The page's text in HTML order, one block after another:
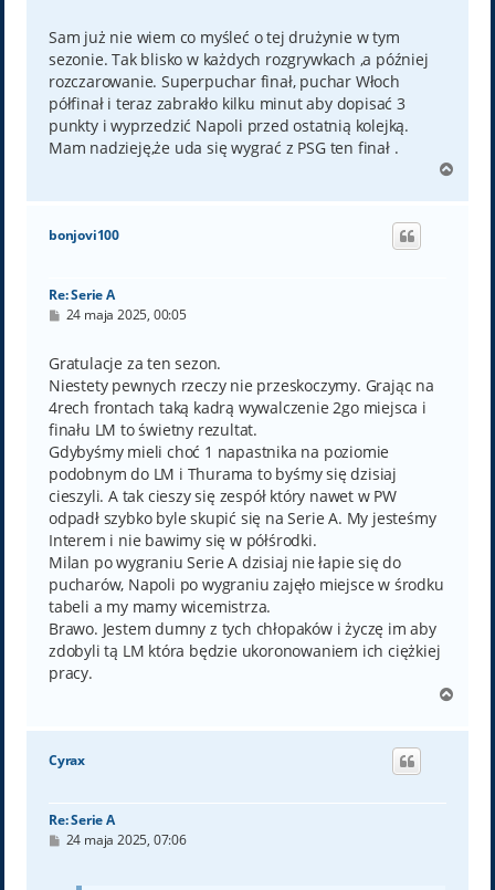
t
Sam już nie wiem co myśleć o tej drużynie w tym
sezonie. Tak blisko w każdych rozgrywkach ,a później
rozczarowanie. Superpuchar finał, puchar Włoch
półfinał i teraz zabrakło kilku minut aby dopisać 3
punkty i wyprzedzić Napoli przed ostatnią kolejką.
Mam nadzieję,że uda się wygrać z PSG ten finał .
g
bonjovi100
Re: Serie A
P
t
24 maja 2025, 00:05
Gratulacje za ten sezon.
Niestety pewnych rzeczy nie przeskoczymy. Grając na
4rech frontach taką kadrą wywalczenie 2go miejsca i
finału LM to świetny rezultat.
Gdybyśmy mieli choć 1 napastnika na poziomie
podobnym do LM i Thurama to byśmy się dzisiaj
cieszyli. A tak cieszy się zespół który nawet w PW
odpadł szybko byle skupić się na Serie A. My jesteśmy
Interem i nie bawimy się w półśrodki.
Milan po wygraniu Serie A dzisiaj nie łapie się do
pucharów, Napoli po wygraniu zajęło miejsce w środku
tabeli a my mamy wicemistrza.
Brawo. Jestem dumny z tych chłopaków i życzę im aby
zdobyli tą LM która będzie ukoronowaniem ich ciężkiej
pracy.
g
Cyrax
Re: Serie A
P24 maja 2025, 07:06